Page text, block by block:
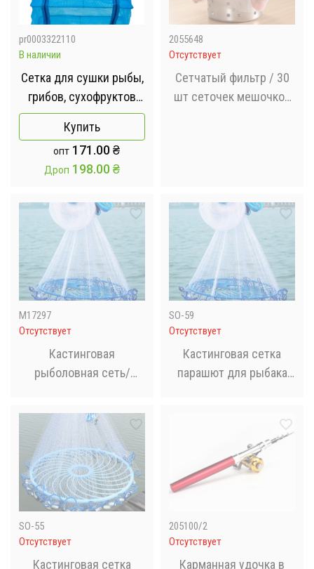
pr0003322110
В наличии
Сетка для сушки рыбы,
грибов, сухофруктов
Easyall-11 45x45x75см
Купить
опт 171.00₴
Дроп 198.00₴
2055648
Отсутствует
Сетчатый фильтр / 30
шт сеточек мешочков
M17297
Отсутствует
Кастинговая
рыболовная сеть/
(Диаметр 6м)
SO-59
Отсутствует
Кастинговая сетка
парашют для рыбака
SO-55
Отсутствует
Кастинговая сетка
205100/2
Отсутствует
Карманная удочка в